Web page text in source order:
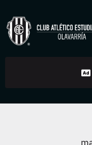
to
content
Disciplinas